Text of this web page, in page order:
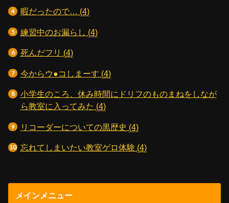
暇だったので… (4)
練習中のお漏らし (4)
死んだフリ (4)
今からウ●コしまーす (4)
小学生のころ、休み時間にドリフのものまねをしなが
ら教室に入ってみた (4)
リコーダーについての黒歴史 (4)
忘れてしまいたい教室ゲロ体験 (4)
メインメニュー